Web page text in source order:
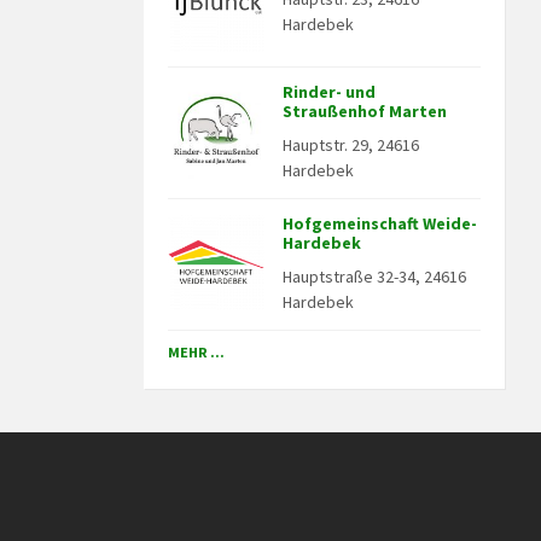
Hardebek
Rinder- und
Straußenhof Marten
Hauptstr. 29, 24616
Hardebek
Hofgemeinschaft Weide-
Hardebek
Hauptstraße 32-34, 24616
Hardebek
MEHR ...